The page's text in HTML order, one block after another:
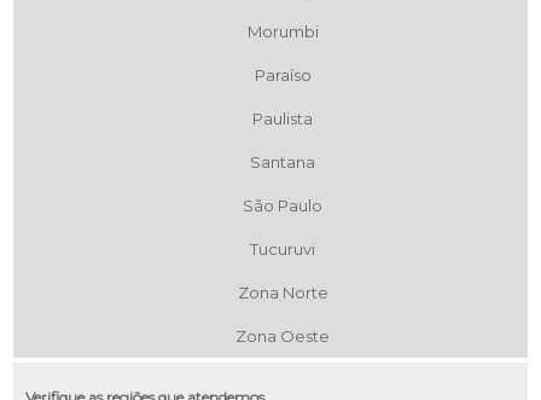
Morumbi
Paraíso
Paulista
Santana
São Paulo
Tucuruvi
Zona Norte
Zona Oeste